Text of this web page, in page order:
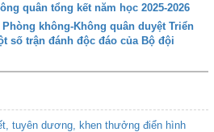
quân tổng kết năm học 2025-2026
không-Không quân duyệt Triển
số trận đánh độc đáo của Bộ đội
tuyên dương, khen thưởng điển hình